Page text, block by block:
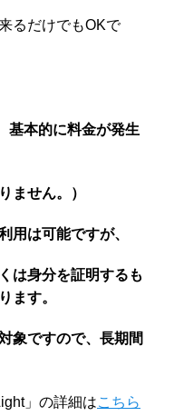
るだけでもOKで
基本的に料金が発生
ません。）
用は可能ですが、
は身分を証明するも
ます。
象ですので、長期間
」の詳細はこちら